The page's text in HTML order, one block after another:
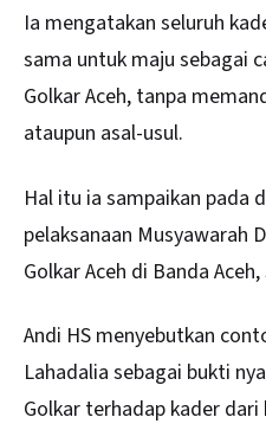
Ia mengatakan seluruh
sama untuk maju sebagai
Golkar Aceh, tanpa
ataupun asal-usul.
Hal itu ia sampaikan pada
pelaksanaan Musyawarah
Golkar Aceh di Banda
Andi HS menyebutkan
Lahadalia sebagai bukti
Golkar terhadap kader